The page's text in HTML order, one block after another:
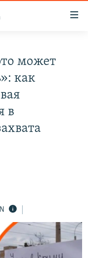
СОПРОТИВЛЕНИЯ
может
как
в